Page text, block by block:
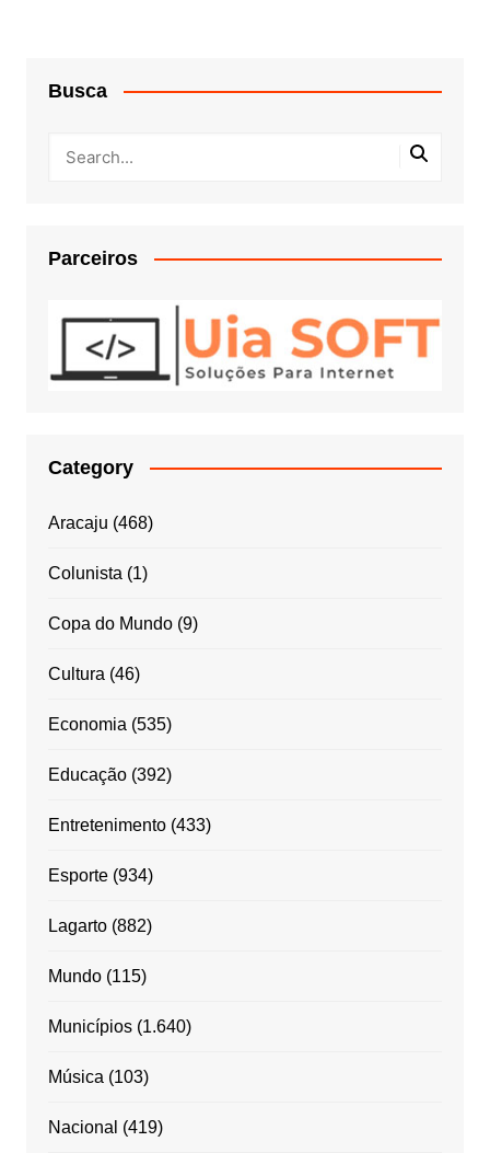
Busca
Parceiros
Category
Aracaju (468)
Colunista (1)
Copa do Mundo(9)
Cultura (46)
Economia (535)
Educação(392)
Entretenimento(433)
Esporte(934)
Lagarto(882)
Mundo(115)
Municípios(1.640)
Música (103)
Nacional (419)